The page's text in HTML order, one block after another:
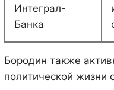
Интеграл-
Банка
Бородин также
политической жизни